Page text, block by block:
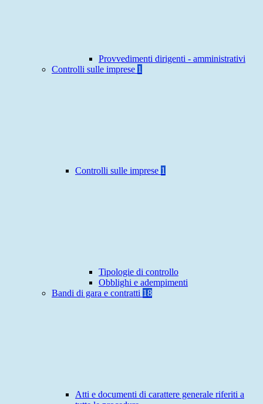
Provvedimenti dirigenti - amministrativi
Controlli sulle imprese 1
Controlli sulle imprese 1
Tipologie di controllo
Obblighi e adempimenti
Bandi di gara e contratti 18
Atti e documenti di carattere generale riferiti a